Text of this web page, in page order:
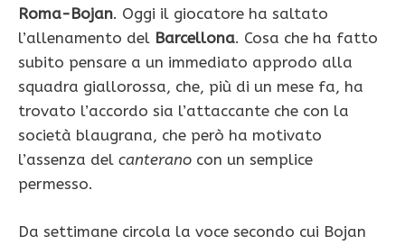
Roma-Bojan. Oggi il giocatore ha saltato
l’allenamento del Barcellona. Cosa che ha fatto
subito pensare a un immediato approdo alla
squadra giallorossa, che, più di un mese fa, ha
trovato l’accordo sia l’attaccante che con la
società blaugrana, che però ha motivato
l’assenza del canterano con un semplice
permesso.
Da settimane circola la voce secondo cui Bojan